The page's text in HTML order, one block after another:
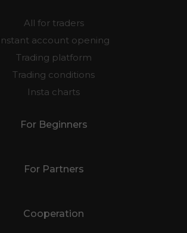
All for traders
account opening
Trading platform
Trading conditions
Insta charts
For Beginners
For Partners
Cooperation